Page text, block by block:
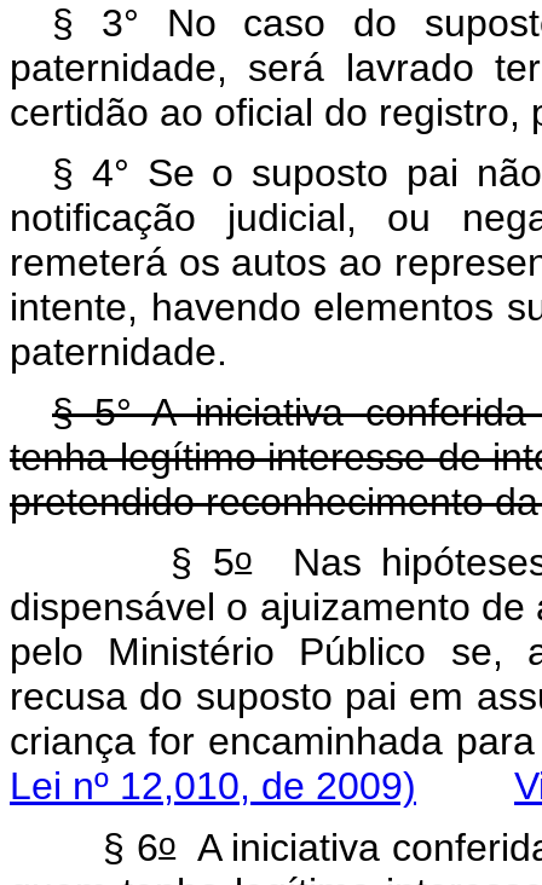
§ 3° No caso do
paternidade, será lavrado
certidão ao oficial do registro,
§ 4° Se o suposto pai
notificação judicial, ou
remeterá os autos ao
intente, havendo elementos
paternidade.
§ 5° A iniciativa
tenha legítimo interesse de
pretendido reconhecimento
§ 5oNas
dispensável o ajuizamento
pelo Ministério Público se,
recusa do suposto pai em
criança for
Lei nº 12,010, de 2009)
§ 6oA iniciativa